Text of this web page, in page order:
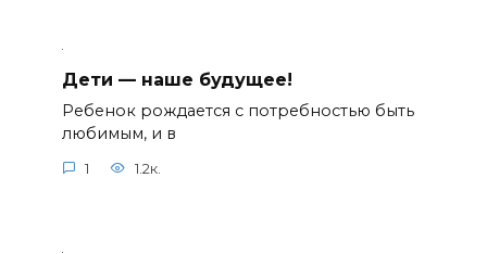
Дети — наше будущее!
Ребенок рождается с потребностью быть
любимым, и в
1 1.2к.